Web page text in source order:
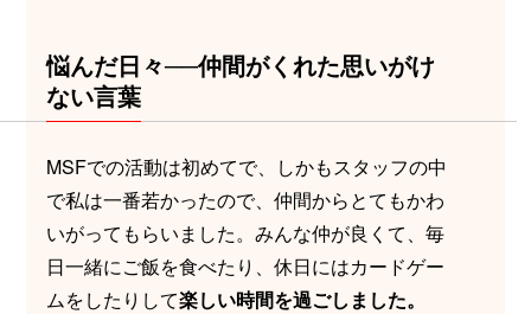
悩んだ日々──仲間がくれた思いがけ
ない言葉
MSFでの活動は初めてで、しかもスタッフの中
で私は一番若かったので、仲間からとてもかわ
いがってもらいました。みんな仲が良くて、毎
日一緒にご飯を食べたり、休日にはカードゲー
ムをしたりして楽しい時間を過ごしました。